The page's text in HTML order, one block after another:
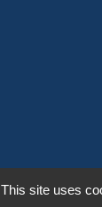
This site uses